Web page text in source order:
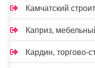
Камчатский
Каприз,
Кардин, торгово-